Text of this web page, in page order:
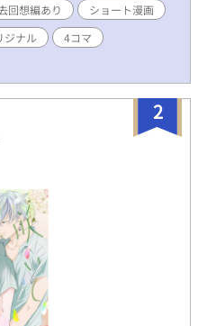
回想編あり
ショート漫画
ジナル
4コマ
2